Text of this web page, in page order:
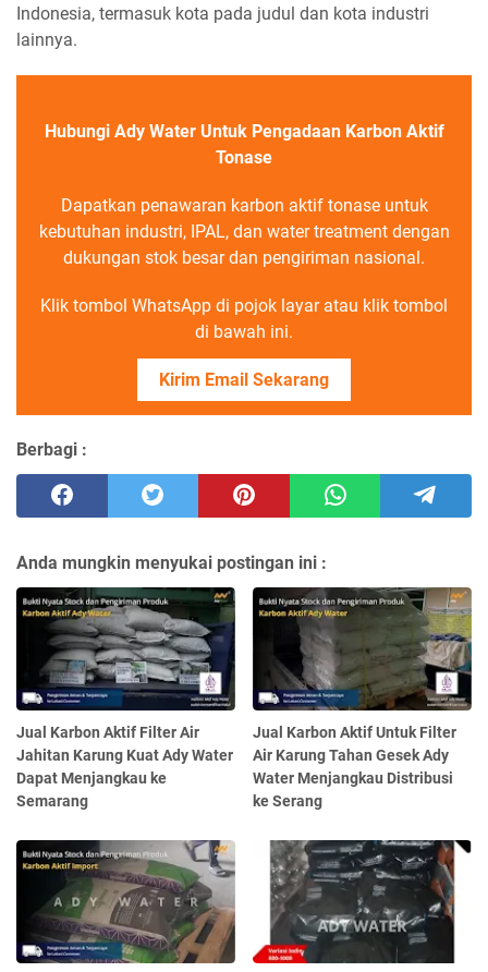
Indonesia, termasuk kota pada judul dan kota industri
lainnya.
Hubungi Ady Water Untuk Pengadaan Karbon Aktif
Tonase
Dapatkan penawaran karbon aktif tonase untuk
kebutuhan industri, IPAL, dan water treatment dengan
dukungan stok besar dan pengiriman nasional.
Klik tombol WhatsApp di pojok layar atau klik tombol
di bawah ini.
Kirim Email Sekarang
Berbagi :
Anda mungkin menyukai postingan ini :
Jual Karbon Aktif Filter Air
Jahitan Karung Kuat Ady Water
Dapat Menjangkau ke
Semarang
Jual Karbon Aktif Untuk Filter
Air Karung Tahan Gesek Ady
Water Menjangkau Distribusi
ke Serang